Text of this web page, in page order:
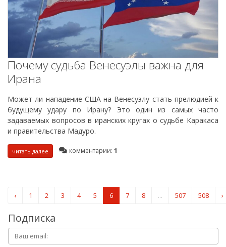
Почему судьба Венесуэлы важна для
Ирана
Может ли нападение США на Венесуэлу стать прелюдией к
будущему удару по Ирану? Это один из самых часто
задаваемых вопросов в иранских кругах о судьбе Каракаса
и правительства Мадуро.
читать далее комментарии: 1
‹ 1 2 3 4 5 6 7 8 ... 507 508 ›
Подписка